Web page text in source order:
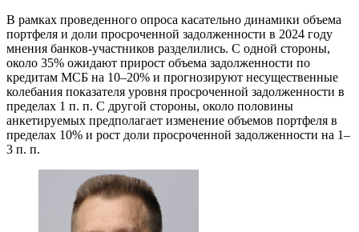
В рамках проведенного опроса касательно динамики объема
портфеля и доли просроченной задолженности в 2024 году
мнения банков-участников разделились. С одной стороны,
около 35% ожидают прирост объема задолженности по
кредитам МСБ на 10–20% и прогнозируют несущественные
колебания показателя уровня просроченной задолженности в
пределах 1 п. п. С другой стороны, около половины
анкетируемых предполагает изменение объемов портфеля в
пределах 10% и рост доли просроченной задолженности на 1–
3 п. п.